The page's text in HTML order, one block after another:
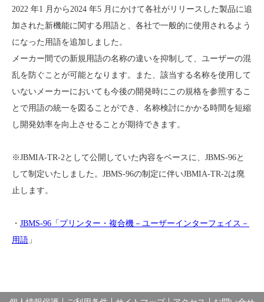
組織図
役員一覧
会員一覧
公開資料
定款
役員報酬規程
事業計画・財務情報
電子公告
パンフレット
入会のご案内
事務機械輸入実績
事務機械出荷実績
複写機・複合機出荷実績
IC カード生産実績
委員会・部会 運営サイト
メニュー一覧
知的財産委員会
SC28国内委員会
第108委員会
プリンター・複合機部会
デジタル印刷機部会
大判インクジェットプリン
ビジネスインクジェットプ
リンター部会
データプロジェクター部会
サービス・サポート部会
理事エッセイ
規格（Standards）
メニュー一覧
JBMS 一覧
JBMIA-TR 一覧
刊行物・資料
用）
ENGLISH
組織
公開資料
電子公告
事務機械輸出実績
事務機械輸入実績
事務機械出荷実績
複写機・複合機出荷実績
IC カード生産実績
委員会・部会 運営サイト
SC28国内委員会
第108委員会
プリンター・複合機部会
デジタル印刷機部会
大判インクジェットプリ
理事エッセイ
規格（Standards）
JBMS 一覧
JBMIA-TR 一覧
刊行物・資料
出版書籍・報告書・ガイドライン
テストチャート（印字評価用）
会報アーカイブ
2022 年1 月から2024 年5 月にかけて各社がリリースした製品に追
加された新機能に関する用語と、各社で一般的に使用されるよう
になった用語を追加しました。
メーカー間での新規用語の名称の違いを抑制して、ユーザーの混
乱を防ぐことが可能となります。また、該当する名称を使用して
いないメーカーにおいても今後の開発時にこの規格を参照するこ
とで用語の統一を図ることができ、名称検討にかかる時間を短縮
し開発効率を向上させることが期待できます。
※JBMIA-TR-2として公開していた内容をベースに、JBMS-96と
して制定いたしました。JBMS-96の制定に伴いJBMIA-TR-2は廃
止します。
・ JBMS-96「プリンター・複合機－ユーザーインターフェイス－
用語 」